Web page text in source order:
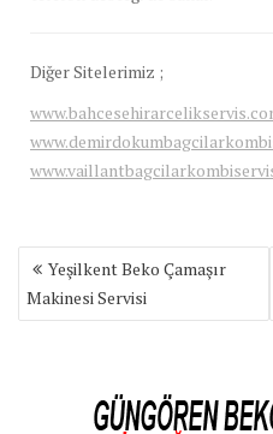
Diğer Sitelerimiz ;
Yazı
gezinmesi
Yeşilkent Beko Çamaşır
Makinesi Servisi